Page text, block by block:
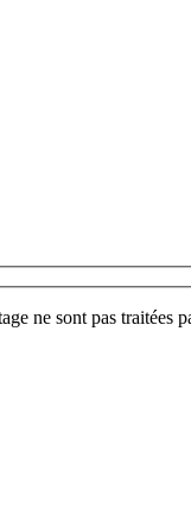
ne sont pas traitées